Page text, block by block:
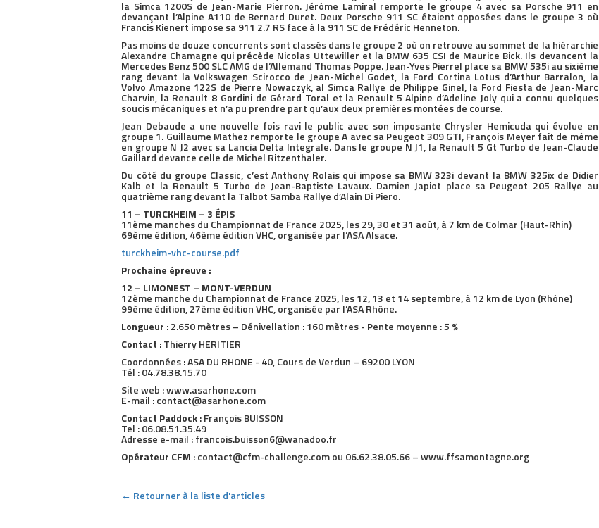
la Simca 1200S de Jean-Marie Pierron. Jérôme Lamiral remporte le groupe 4 avec sa Porsche 911 en
devançant l’Alpine A110 de Bernard Duret. Deux Porsche 911 SC étaient opposées dans le groupe 3 où
Francis Kienert impose sa 911 2.7 RS face à la 911 SC de Frédéric Henneton.
Pas moins de douze concurrents sont classés dans le groupe 2 où on retrouve au sommet de la hiérarchie
Alexandre Chamagne qui précède Nicolas Uttewiller et la BMW 635 CSI de Maurice Bick. Ils devancent la
Mercedes Benz 500 SLC AMG de l’Allemand Thomas Poppe. Jean-Yves Pierrel place sa BMW 535i au sixième
rang devant la Volkswagen Scirocco de Jean-Michel Godet, la Ford Cortina Lotus d’Arthur Barralon, la
Volvo Amazone 122S de Pierre Nowaczyk, al Simca Rallye de Philippe Ginel, la Ford Fiesta de Jean-Marc
Charvin, la Renault 8 Gordini de Gérard Toral et la Renault 5 Alpine d’Adeline Joly qui a connu quelques
soucis mécaniques et n’a pu prendre part qu’aux deux premières montées de course.
Jean Debaude a une nouvelle fois ravi le public avec son imposante Chrysler Hemicuda qui évolue en
groupe 1. Guillaume Mathez remporte le groupe A avec sa Peugeot 309 GTI, François Meyer fait de même
en groupe N J2 avec sa Lancia Delta Integrale. Dans le groupe N J1, la Renault 5 Gt Turbo de Jean-Claude
Gaillard devance celle de Michel Ritzenthaler.
Du côté du groupe Classic, c’est Anthony Rolais qui impose sa BMW 323i devant la BMW 325ix de Didier
Kalb et la Renault 5 Turbo de Jean-Baptiste Lavaux. Damien Japiot place sa Peugeot 205 Rallye au
quatrième rang devant la Talbot Samba Rallye d’Alain Di Piero.
11 – TURCKHEIM – 3 ÉPIS
11ème manches du Championnat de France 2025, les 29, 30 et 31 août, à 7 km de Colmar (Haut-Rhin)
69ème édition, 46ème édition VHC, organisée par l’ASA Alsace.
turckheim-vhc-course.pdf
Prochaine épreuve :
12 – LIMONEST – MONT-VERDUN
12ème manche du Championnat de France 2025, les 12, 13 et 14 septembre, à 12 km de Lyon (Rhône)
99ème édition, 27ème édition VHC, organisée par l’ASA Rhône.
Longueur : 2.650 mètres – Dénivellation : 160 mètres - Pente moyenne : 5 %
Contact : Thierry HERITIER
Coordonnées : ASA DU RHONE - 40, Cours de Verdun – 69200 LYON
Tél : 04.78.38.15.70
Site web : www.asarhone.com
E-mail : contact@asarhone.com
Contact Paddock: François BUISSON
Tel : 06.08.51.35.49
Adresse e-mail : francois.buisson6@wanadoo.fr
Opérateur CFM : contact@cfm-challenge.com ou 06.62.38.05.66 – www.ffsamontagne.org
← Retourner à la liste d'articles